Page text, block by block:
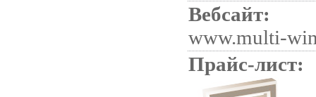
Вебсайт:
www.multi-
Прайс-лист: